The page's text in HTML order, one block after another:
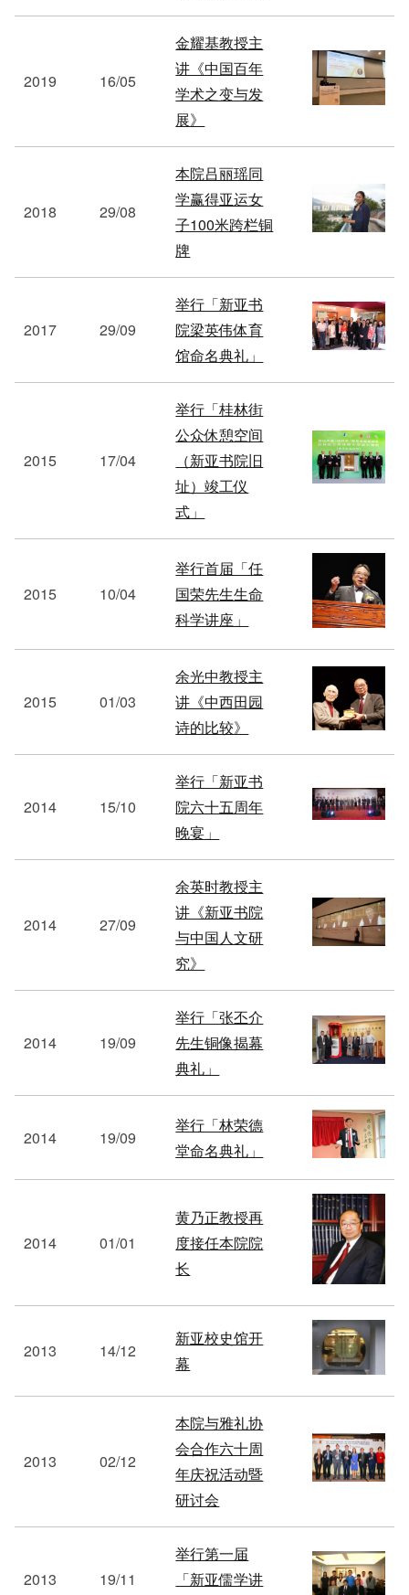
2019 16/05
金耀基教授主
讲《中国百年
学术之变与发
展》
2018 29/08
本院吕丽瑶同
学赢得亚运女
子100米跨栏铜
牌
2017 29/09
举行「新亚书
院梁英伟体育
馆命名典礼」
2015 17/04
举行「桂林街
公众休憩空间
（新亚书院旧
址）竣工仪
式」
2015 10/04
举行首届「任
国荣先生生命
科学讲座」
2015 01/03
余光中教授主
讲《中西田园
诗的比较》
2014 15/10
举行「新亚书
院六十五周年
晚宴」
2014 27/09
余英时教授主
讲《新亚书院
与中国人文研
究》
2014 19/09
举行「张丕介
先生铜像揭幕
典礼」
2014 19/09
举行「林荣德
堂命名典礼」
2014 01/01
黄乃正教授再
度接任本院院
长
2013 14/12
新亚校史馆开
幕
2013 02/12
本院与雅礼协
会合作六十周
年庆祝活动暨
研讨会
2013 19/11
举行第一届
「新亚儒学讲